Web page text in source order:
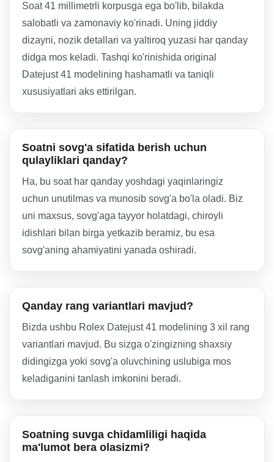
Soat 41 millimetrli korpusga ega bo'lib, bilakda
salobatli va zamonaviy ko'rinadi. Uning jiddiy
dizayni, nozik detallari va yaltiroq yuzasi har qanday
didga mos keladi. Tashqi ko'rinishida original
Datejust 41 modelining hashamatli va taniqli
xususiyatlari aks ettirilgan.
Soatni sovg'a sifatida berish uchun
qulayliklari qanday?
Ha, bu soat har qanday yoshdagi yaqinlaringiz
uchun unutilmas va munosib sovg'a bo'la oladi. Biz
uni maxsus, sovg'aga tayyor holatdagi, chiroyli
idishlari bilan birga yetkazib beramiz, bu esa
sovg'aning ahamiyatini yanada oshiradi.
Qanday rang variantlari mavjud?
Bizda ushbu Rolex Datejust 41 modelining 3 xil rang
variantlari mavjud. Bu sizga o'zingizning shaxsiy
didingizga yoki sovg'a oluvchining uslubiga mos
keladiganini tanlash imkonini beradi.
Soatning suvga chidamliligi haqida
ma'lumot bera olasizmi?